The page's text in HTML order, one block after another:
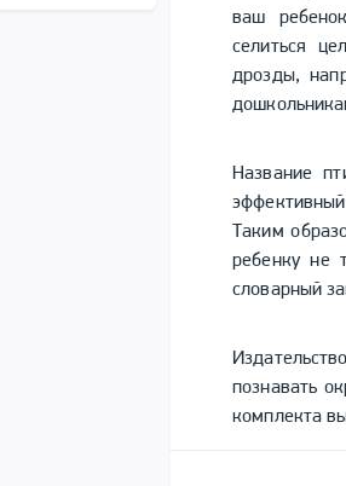
ваш
селиться
дрозды,
Название
Таким
ребенку не
словарный
познавать
комплекта